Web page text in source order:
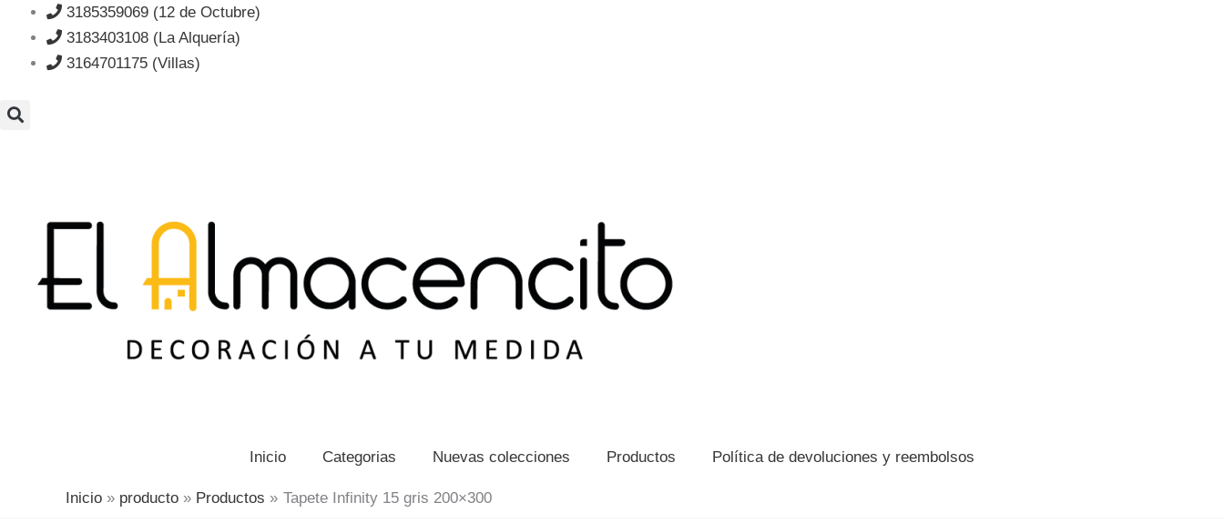
contenido
3185359069 (12 de Octubre)
3183403108 (La Alquería)
3164701175 (Villas)
Inicio Categorias Nuevas colecciones Productos Política de devoluciones y reembolsos
Inicio producto Productos Tapete Infinity 15 gris 200×300